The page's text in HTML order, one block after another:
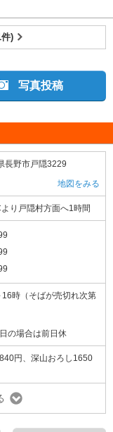
)
写真投稿
長野市戸隠3229
地図をみる
り戸隠村方面へ1時間
時（そばが売切れ次第
の場合は前日休
円、深山おろし1650